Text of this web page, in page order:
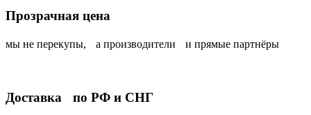
Прозрачная цена
мы не перекупы, а производители и прямые партнёры
Доставка по РФ и СНГ